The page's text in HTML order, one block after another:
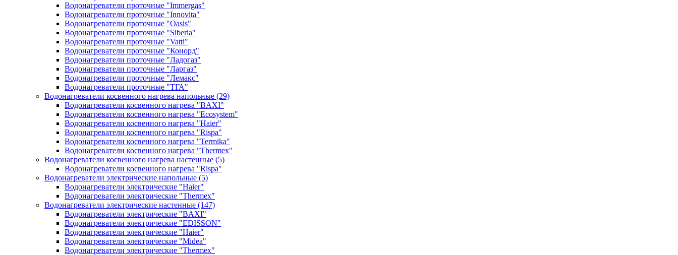
Водонагреватели проточные "Immergas"
Водонагреватели проточные "Innovita"
Водонагреватели проточные "Oasis"
Водонагреватели проточные "Siberia"
Водонагреватели проточные "Vatti"
Водонагреватели проточные "Конорд"
Водонагреватели проточные "Ладогаз"
Водонагреватели проточные "Ларгаз"
Водонагреватели проточные "Лемакс"
Водонагреватели проточные "ТГА"
Водонагреватели косвенного нагрева напольные (29)
Водонагреватели косвенного нагрева "BAXI"
Водонагреватели косвенного нагрева "Ecosystem"
Водонагреватели косвенного нагрева "Haier"
Водонагреватели косвенного нагрева "Rispa"
Водонагреватели косвенного нагрева "Termika"
Водонагреватели косвенного нагрева "Thermex"
Водонагреватели косвенного нагрева настенные (5)
Водонагреватели косвенного нагрева "Rispa"
Водонагреватели электрические напольные (5)
Водонагреватели электрические "Haier"
Водонагреватели электрические "Thermex"
Водонагреватели электрические настенные (147)
Водонагреватели электрические "BAXI"
Водонагреватели электрические "EDISSON"
Водонагреватели электрические "Haier"
Водонагреватели электрические "Midea"
Водонагреватели электрические "Thermex"